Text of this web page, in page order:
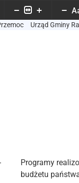
Urząd Gminy
Programy
budżetu